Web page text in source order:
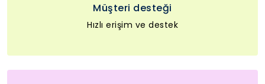
Müşteri desteği
Hızlı erişim ve destek